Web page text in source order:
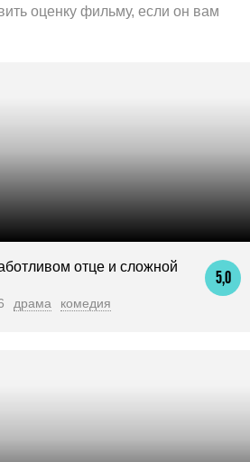
оценку фильму, если он вам
5,0
отце и сложной
драма комедия